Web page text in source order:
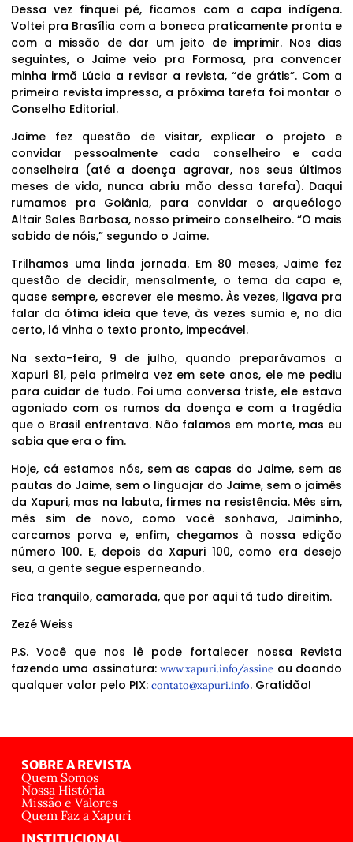
Dessa vez finquei pé, ficamos com a capa indígena.
Voltei pra Brasília com a boneca praticamente pronta e
com a missão de dar um jeito de imprimir. Nos dias
seguintes, o Jaime veio pra Formosa, pra convencer
minha irmã Lúcia a revisar a revista, “de grátis”. Com a
primeira revista impressa, a próxima tarefa foi montar o
Conselho Editorial.
Jaime fez questão de visitar, explicar o projeto e
convidar pessoalmente cada conselheiro e cada
conselheira (até a doença agravar, nos seus últimos
meses de vida, nunca abriu mão dessa tarefa). Daqui
rumamos pra Goiânia, para convidar o arqueólogo
Altair Sales Barbosa, nosso primeiro conselheiro. “O mais
sabido de nóis,” segundo o Jaime.
Trilhamos uma linda jornada. Em 80 meses, Jaime fez
questão de decidir, mensalmente, o tema da capa e,
quase sempre, escrever ele mesmo. Às vezes, ligava pra
falar da ótima ideia que teve, às vezes sumia e, no dia
certo, lá vinha o texto pronto, impecável.
Na sexta-feira, 9 de julho, quando preparávamos a
Xapuri 81, pela primeira vez em sete anos, ele me pediu
para cuidar de tudo. Foi uma conversa triste, ele estava
agoniado com os rumos da doença e com a tragédia
que o Brasil enfrentava. Não falamos em morte, mas eu
sabia que era o fim.
Hoje, cá estamos nós, sem as capas do Jaime, sem as
pautas do Jaime, sem o linguajar do Jaime, sem o jaimês
da Xapuri, mas na labuta, firmes na resistência. Mês sim,
mês sim de novo, como você sonhava, Jaiminho,
carcamos porva e, enfim, chegamos à nossa edição
número 100. E, depois da Xapuri 100, como era desejo
seu, a gente segue esperneando.
Fica tranquilo, camarada, que por aqui tá tudo direitim.
Zezé Weiss
P.S. Você que nos lê pode fortalecer nossa Revista
fazendo uma assinatura:www.xapuri.info/assine ou doando
qualquer valor pelo PIX: contato@xapuri.info. Gratidão!
SOBRE A REVISTA
Quem Somos
Nossa História
Missão e Valores
Quem Faz a Xapuri
INSTITUCIONAL